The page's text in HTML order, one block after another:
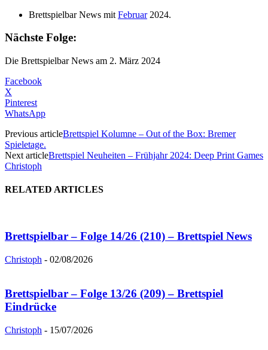
Brettspielbar News mit Februar2024.
Nächste Folge:
Die Brettspielbar News am 2. März 2024
Facebook
X
Pinterest
WhatsApp
Previous articleBrettspiel Kolumne – Out of the Box: Bremer
Spieletage.
Next articleBrettspiel Neuheiten – Frühjahr 2024: Deep Print Games
Christoph
RELATED ARTICLES
Brettspielbar – Folge 14/26 (210) – Brettspiel News
Christoph - 02/08/2026
Brettspielbar – Folge 13/26 (209) – Brettspiel
Eindrücke
Christoph - 15/07/2026